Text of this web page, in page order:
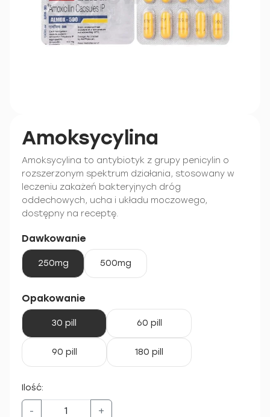
Amoksycylina
Amoksycylina to antybiotyk z grupy penicylin o
rozszerzonym spektrum działania, stosowany w
leczeniu zakażeń bakteryjnych dróg
oddechowych, ucha i układu moczowego,
dostępny na receptę.
Dawkowanie
250mg 500mg
Opakowanie
30 pill 60 pill
90 pill 180 pill
Ilość:
- +